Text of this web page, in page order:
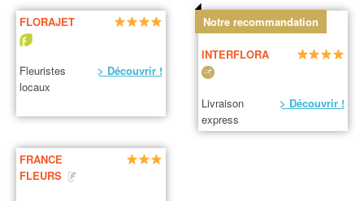
FLORAJET
Fleuristes
locaux
> Découvrir !
Notre recommandation
INTERFLORA
Livraison
express
> Découvrir !
FRANCE
FLEURS